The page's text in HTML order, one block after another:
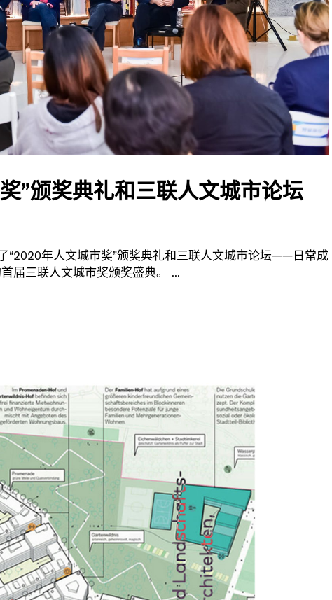
”颁奖典礼和三联人文城市论坛
“2020年人文城市奖”颁奖典礼和三联人文城市论坛——日常成
届三联人文城市奖颁奖盛典。